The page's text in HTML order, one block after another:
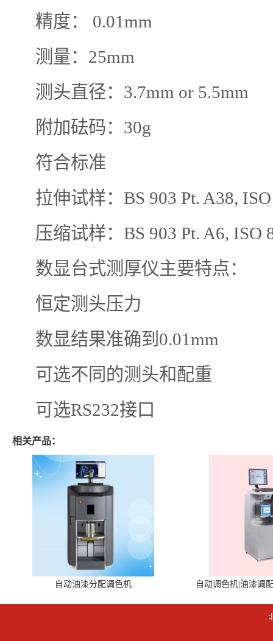
精度： 0.01mm
测量：25mm
测头直径：3.7mm or 5.5mm
附加砝码：30g
符合标准
拉伸试样：BS 903 Pt. A38, ISO
压缩试样：BS 903 Pt. A6, ISO
数显台式测厚仪主要特点：
恒定测头压力
数显结果准确到0.01mm
可选不同的测头和配重
可选RS232接口
相关产品：
自动油漆分配调色机 自动调色机|油漆调